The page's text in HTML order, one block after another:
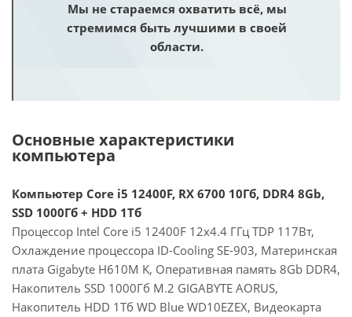
Мы не стараемся охватить всё, мы
стремимся быть лучшими в своей
области.
Основные характеристики
компьютера
Компьютер Core i5 12400F, RX 6700 10Гб, DDR4 8Gb,
SSD 1000Гб + HDD 1Тб
Процессор Intel Core i5 12400F 12x4.4 ГГц TDP 117Вт,
Охлаждение процессора ID-Cooling SE-903, Материнская
плата Gigabyte H610M K, Оперативная память 8Gb DDR4,
Накопитель SSD 1000Гб M.2 GIGABYTE AORUS,
Накопитель HDD 1Тб WD Blue WD10EZEX, Видеокарта